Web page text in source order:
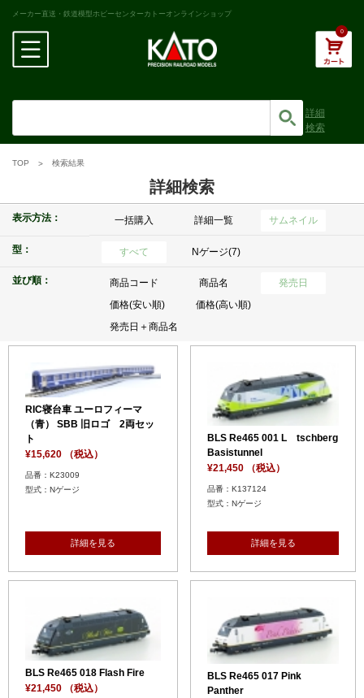
メーカー直送・鉄道模型ホビーセンターカトーオンラインショップ
0
詳細
検索
TOP 検索結果
詳細検索
表示方法： 一括購入 詳細一覧 サムネイル
型： すべて Nゲージ(7)
並び順： 商品コード 商品名
発売日
価格(安い順)
価格(高い順)
発売日＋商品名
RIC寝台車 ユーロフィーマ
（青） SBB 旧ロゴ 2両セッ
ト
¥15,620 （税込）
品番：K23009
型式：Nゲージ
詳細を見る
BLS Re465 001 L tschberg
Basistunnel
¥21,450 （税込）
品番：K137124
型式：Nゲージ
詳細を見る
BLS Re465 018 Flash Fire
¥21,450 （税込）
BLS Re465 017 Pink
Panther